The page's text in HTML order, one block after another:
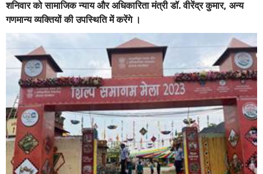
शनिवार को सामाजिक न्याय और अधिकारिता मंत्री डॉ. वीरेंद्र कुमार, अन्य
गणमान्य व्यक्तियों की उपस्थिति में करेंगे ।